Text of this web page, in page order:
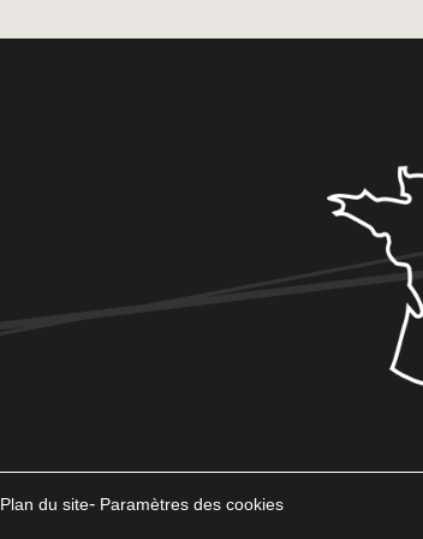
Plan du site Paramètres des cookies